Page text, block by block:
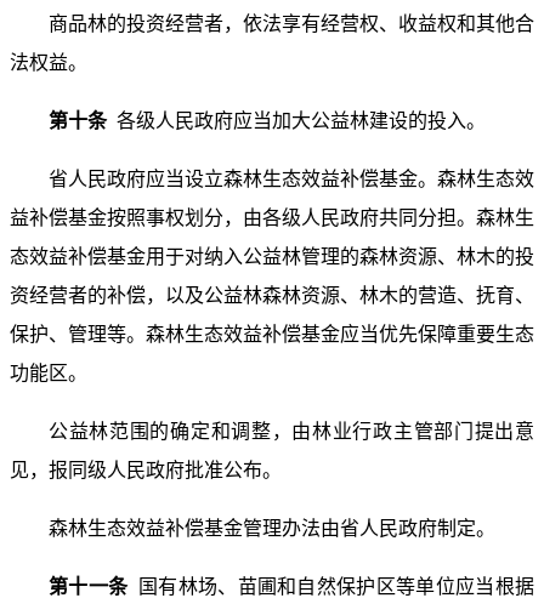
商品林的投资经营者，依法享有经营权、收益权和其他合
法权益。
第十条各级人民政府应当加大公益林建设的投入。
省人民政府应当设立森林生态效益补偿基金。森林生态效
益补偿基金按照事权划分，由各级人民政府共同分担。森林生
态效益补偿基金用于对纳入公益林管理的森林资源、林木的投
资经营者的补偿，以及公益林森林资源、林木的营造、抚育、
保护、管理等。森林生态效益补偿基金应当优先保障重要生态
功能区。
公益林范围的确定和调整，由林业行政主管部门提出意
见，报同级人民政府批准公布。
森林生态效益补偿基金管理办法由省人民政府制定。
第十一条国有林场、苗圃和自然保护区等单位应当根据